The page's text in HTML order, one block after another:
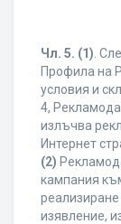
Чл. 5. (1) .
Профила на
условия и
4,
излъчва
Интернет
(2)
кампания
изявление,